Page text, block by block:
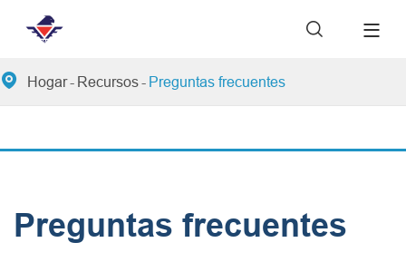

 Hogar Recursos Preguntas frecuentes
Preguntas frecuentes